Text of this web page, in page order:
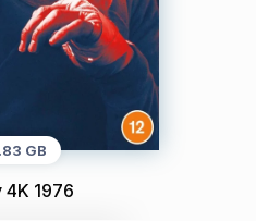
GB
4K 1976